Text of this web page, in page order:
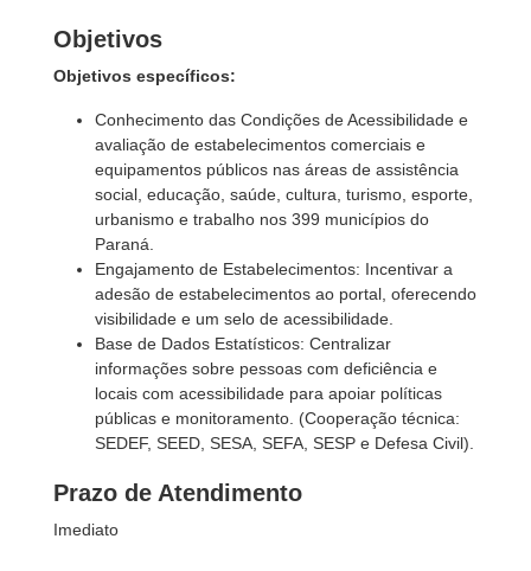
Objetivos
Objetivos específicos:
Conhecimento das Condições de Acessibilidade e
avaliação de estabelecimentos comerciais e
equipamentos públicos nas áreas de assistência
social, educação, saúde, cultura, turismo, esporte,
urbanismo e trabalho nos 399 municípios do
Paraná.
Engajamento de Estabelecimentos: Incentivar a
adesão de estabelecimentos ao portal, oferecendo
visibilidade e um selo de acessibilidade.
Base de Dados Estatísticos: Centralizar
informações sobre pessoas com deficiência e
locais com acessibilidade para apoiar políticas
públicas e monitoramento. (Cooperação técnica:
SEDEF, SEED, SESA, SEFA, SESP e Defesa Civil).
Prazo de Atendimento
Imediato